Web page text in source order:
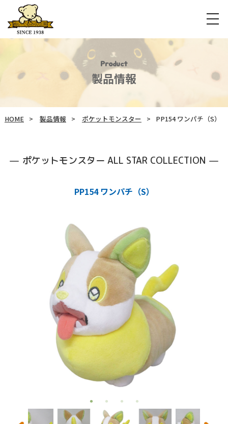
Product
製品情報
HOME 製品情報 ポケットモンスター PP154 ワンパチ（S）
ポケットモンスター ALL STAR COLLECTION
PP154 ワンパチ（S）